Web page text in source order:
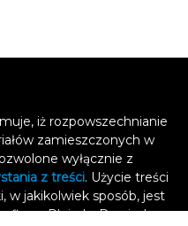
iż rozpowszechnianie
zamieszczonych w
wyłącznie z
z treści. Użycie treści
w jakikolwiek sposób, jest
firmy Plejada. Dowiedz